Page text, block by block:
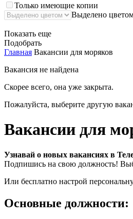
Только имеющие копии
Выделено
Показать еще
Подобрать
Главная Вакансии для моряков
Вакансия не найдена
Скорее всего, она уже закрыта.
Пожалуйста, выберите другую
Вакансии для
Узнавай о новых вакансиях в
Подпишись на свою должность!
Или бесплатно настрой
Основные должности: